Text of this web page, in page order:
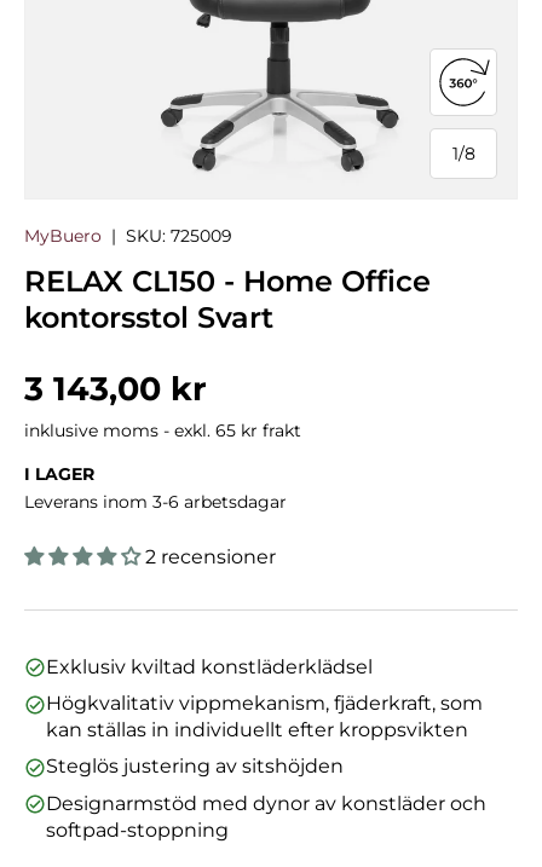
1/
från
8
Öppna
MyBuero | SKU: 725009
RELAX CL150 - Home Office
kontorsstol Svart
Normalpris
3 143,00 kr
inklusive moms - exkl. 65 kr frakt
I LAGER
Leverans inom 3-6 arbetsdagar
2 recensioner
Exklusiv kviltad konstläderklädsel
Högkvalitativ vippmekanism, fjäderkraft, som
kan ställas in individuellt efter kroppsvikten
Steglös justering av sitshöjden
Designarmstöd med dynor av konstläder och
softpad-stoppning